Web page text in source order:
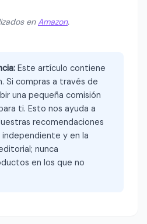
enAmazon.
Este artículo contiene
Si compras a través de
una pequeña comisión
ti. Esto nos ayuda a
recomendaciones
independiente y en la
nunca
en los que no